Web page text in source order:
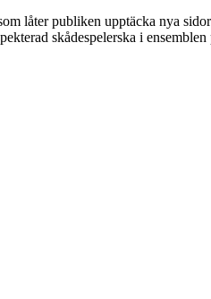
låter publiken upptäcka nya
skådespelerska i